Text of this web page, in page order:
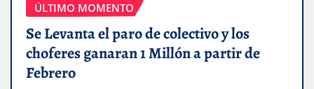
ÚLTIMO MOMENTO
Se Levanta el paro de colectivo y los
choferes ganaran 1 Millón a partir de
Febrero